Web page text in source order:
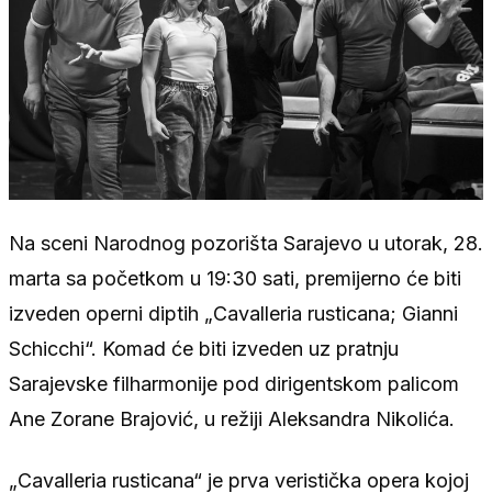
Na sceni Narodnog pozorišta Sarajevo u utorak, 28.
marta sa početkom u 19:30 sati, premijerno će biti
izveden operni diptih „Cavalleria rusticana; Gianni
Schicchi“. Komad će biti izveden uz pratnju
Sarajevske filharmonije pod dirigentskom palicom
Ane Zorane Brajović, u režiji Aleksandra Nikolića.
„Cavalleria rusticana“ je prva veristička opera kojoj